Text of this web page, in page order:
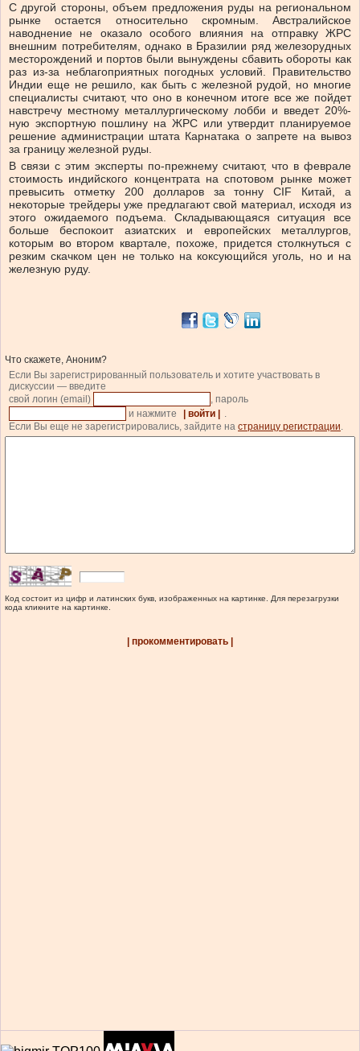
С другой стороны, объем предложения руды на региональном
рынке остается относительно скромным. Австралийское
наводнение не оказало особого влияния на отправку ЖРС
внешним потребителям, однако в Бразилии ряд железорудных
месторождений и портов были вынуждены сбавить обороты как
раз из-за неблагоприятных погодных условий. Правительство
Индии еще не решило, как быть с железной рудой, но многие
специалисты считают, что оно в конечном итоге все же пойдет
навстречу местному металлургическому лобби и введет 20%-
ную экспортную пошлину на ЖРС или утвердит планируемое
решение администрации штата Карнатака о запрете на вывоз
за границу железной руды.
В связи с этим эксперты по-прежнему считают, что в феврале
стоимость индийского концентрата на спотовом рынке может
превысить отметку 200 долларов за тонну CIF Китай, а
некоторые трейдеры уже предлагают свой материал, исходя из
этого ожидаемого подъема. Складывающаяся ситуация все
больше беспокоит азиатских и европейских металлургов,
которым во втором квартале, похоже, придется столкнуться с
резким скачком цен не только на коксующийся уголь, но и на
железную руду.
Что скажете, Аноним?
Если Вы зарегистрированный пользователь и хотите участвовать в
дискуссии — введите
свой логин (email)
, пароль
и нажмите
| войти |
.
Если Вы еще не зарегистрировались, зайдите на страницу регистрации.
Код состоит из цифр и латинских букв, изображенных на картинке. Для перезагрузки
кода кликните на картинке.
| прокомментировать |